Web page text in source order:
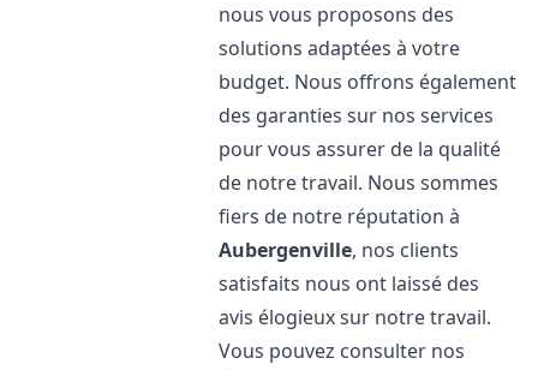
nous vous proposons des
solutions adaptées à votre
budget. Nous offrons également
des garanties sur nos services
pour vous assurer de la qualité
de notre travail. Nous sommes
fiers de notre réputation à
Aubergenville, nos clients
satisfaits nous ont laissé des
avis élogieux sur notre travail.
Vous pouvez consulter nos